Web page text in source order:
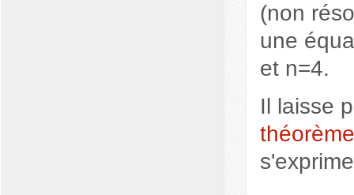
(non
une
et n=4.
Il laisse